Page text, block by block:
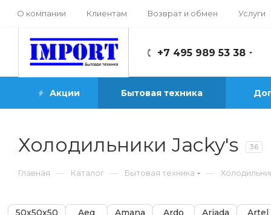
О компании Клиентам Возврат и обмен Услуги
+7 495 989 53 38
Акции Бытовая техника
Холодильники Jacky's 36
Главная — Каталог — Бытовая техника —
50х50х50 Aeg Amana Ardo Ariada Artel